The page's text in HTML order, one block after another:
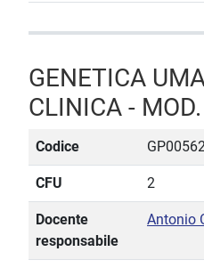
GENETICA
CLINICA - MOD.
Codice
CFU 2
Docente
responsabile
Antonio